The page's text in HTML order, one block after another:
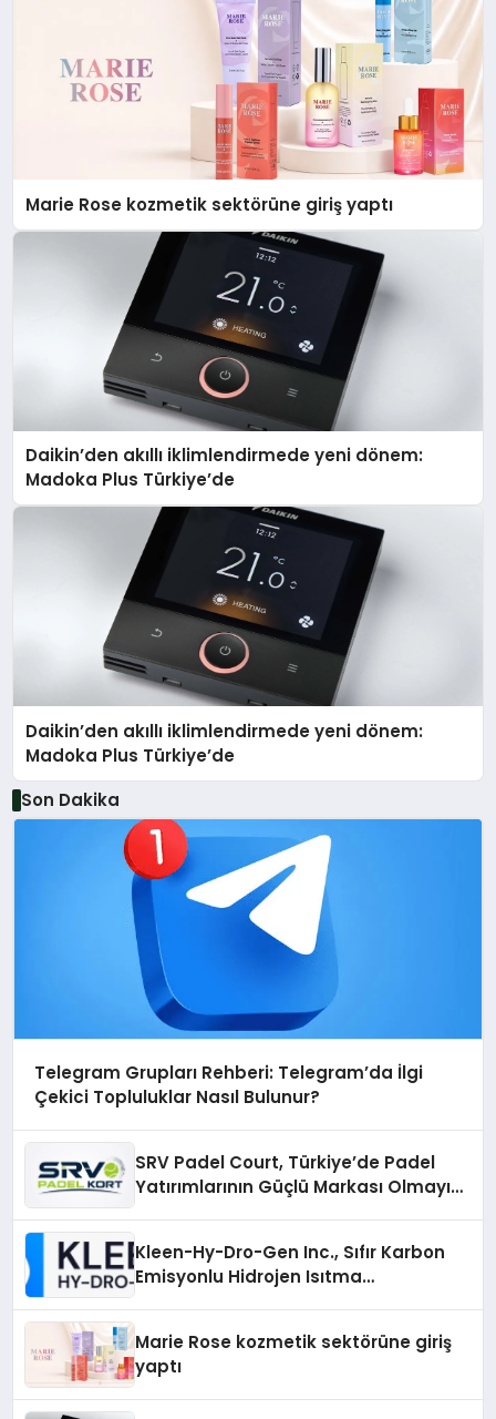
Marie Rose kozmetik sektörüne giriş yaptı
Daikin’den akıllı iklimlendirmede yeni dönem:
Madoka Plus Türkiye’de
Daikin’den akıllı iklimlendirmede yeni dönem:
Madoka Plus Türkiye’de
Son Dakika
Telegram Grupları Rehberi: Telegram’da İlgi
Çekici Topluluklar Nasıl Bulunur?
SRV Padel Court, Türkiye’de Padel
Yatırımlarının Güçlü Markası Olmayı
Kleen-Hy-Dro-Gen Inc., Sıfır Karbon
Emisyonlu Hidrojen Isıtma
Marie Rose kozmetik sektörüne giriş
yaptı